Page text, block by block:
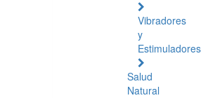
Vibradores
y
Estimuladores
Salud
Natural